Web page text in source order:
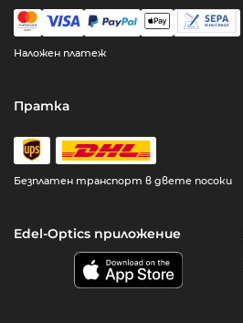
Наложен платеж
Пратка
Безплатен транспорт в двете посоки
Edel-Optics приложение